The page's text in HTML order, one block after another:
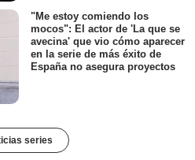
"Me estoy comiendo los
mocos": El actor de 'La que se
avecina' que vio cómo aparecer
en la serie de más éxito de
España no asegura proyectos
series